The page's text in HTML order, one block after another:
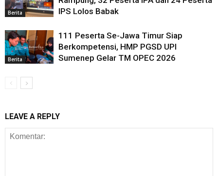
Berita
IPS Lolos Babak
Berita
111 Peserta Se-Jawa Timur Siap
Berkompetensi, HMP PGSD UPI
Sumenep Gelar TM OPEC 2026
LEAVE A REPLY